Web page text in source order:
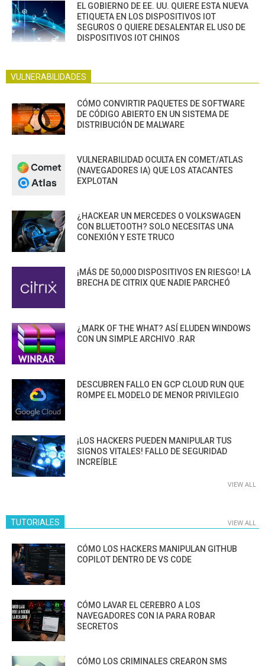
EL GOBIERNO DE EE. UU. QUIERE ESTA NUEVA
ETIQUETA EN LOS DISPOSITIVOS IOT
SEGUROS O QUIERE DESALENTAR EL USO DE
DISPOSITIVOS IOT CHINOS
VULNERABILIDADES
CÓMO CONVIRTIR PAQUETES DE SOFTWARE
DE CÓDIGO ABIERTO EN UN SISTEMA DE
DISTRIBUCIÓN DE MALWARE
VULNERABILIDAD OCULTA EN COMET/ATLAS
(NAVEGADORES IA) QUE LOS ATACANTES
EXPLOTAN
¿HACKEAR UN MERCEDES O VOLKSWAGEN
CON BLUETOOTH? SOLO NECESITAS UNA
CONEXIÓN Y ESTE TRUCO
¡MÁS DE 50,000 DISPOSITIVOS EN RIESGO! LA
BRECHA DE CITRIX QUE NADIE PARCHEÓ
¿MARK OF THE WHAT? ASÍ ELUDEN WINDOWS
CON UN SIMPLE ARCHIVO .RAR
DESCUBREN FALLO EN GCP CLOUD RUN QUE
ROMPE EL MODELO DE MENOR PRIVILEGIO
¡LOS HACKERS PUEDEN MANIPULAR TUS
SIGNOS VITALES! FALLO DE SEGURIDAD
INCREÍBLE
VIEW ALL
TUTORIALES VIEW ALL
CÓMO LOS HACKERS MANIPULAN GITHUB
COPILOT DENTRO DE VS CODE
CÓMO LAVAR EL CEREBRO A LOS
NAVEGADORES CON IA PARA ROBAR
SECRETOS
CÓMO LOS CRIMINALES CREARON SMS